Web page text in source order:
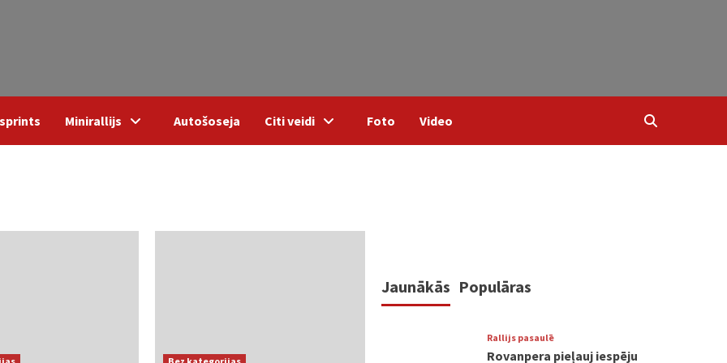
Minirallijs Autošoseja Citi veidi Foto Video
Jaunākās Populāras
Rallijs pasaulē
Rovanpera pieļauj iespēju